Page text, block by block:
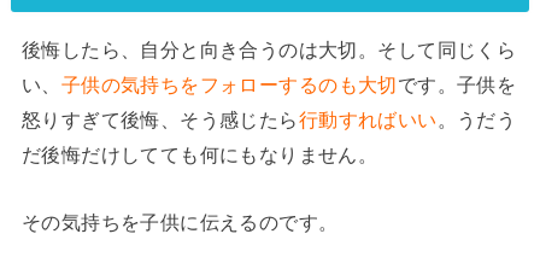
後悔したら、自分と向き合うのは大切。そして同じくら
い、 子供の気持ちをフォローするのも大切です。子供を
怒りすぎて後悔、そう感じたら行動すればいい 。うだう
だ後悔だけしてても何にもなりません。
その気持ちを子供に伝えるのです。